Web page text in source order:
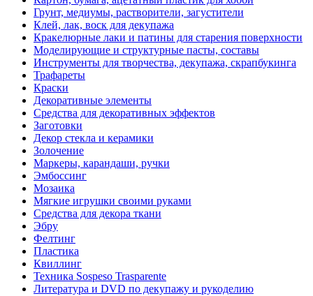
Грунт, медиумы, растворители, загустители
Клей, лак, воск для декупажа
Кракелюрные лаки и патины для старения поверхности
Моделирующие и структурные пасты, составы
Инструменты для творчества, декупажа, скрапбукинга
Трафареты
Краски
Декоративные элементы
Средства для декоративных эффектов
Заготовки
Декор стекла и керамики
Золочение
Маркеры, карандаши, ручки
Эмбоссинг
Мозаика
Мягкие игрушки своими руками
Средства для декора ткани
Эбру
Фелтинг
Пластика
Квиллинг
Техника Sospeso Trasparente
Литература и DVD по декупажу и рукоделию